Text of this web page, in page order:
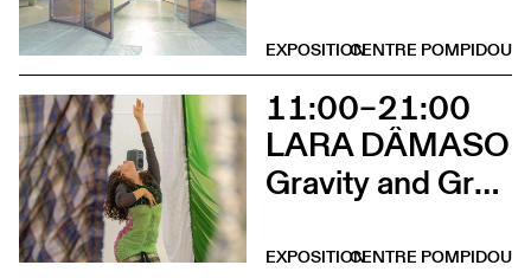
CENTRE POMPIDOU
EXPOSITION
11:00–21:00
LARA DÂMASO
Gravity and Grace
CENTRE POMPIDOU
EXPOSITION